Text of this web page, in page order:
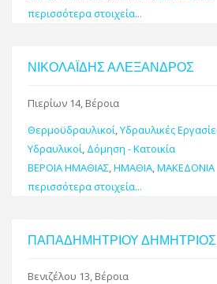
περισσότερα στοιχεία...
ΝΙΚΟΛΑΪΔΗΣ ΑΛΕΞΑΝΔΡΟΣ
Πιερίων 14, Βέροια
Θερμοϋδραυλικοί,Υδραυλικές
Υδραυλικοί, Δόμηση - Κατοικία
ΒΕΡΟΙΑ ΗΜΑΘΙΑΣ,ΗΜΑΘΙΑ,ΜΑΚΕΔΟΝΙΑ
περισσότερα στοιχεία...
ΠΑΠΑΔΗΜΗΤΡΙΟΥ ΔΗΜΗΤΡΙΟΣ
Βενιζέλου 13, Βέροια